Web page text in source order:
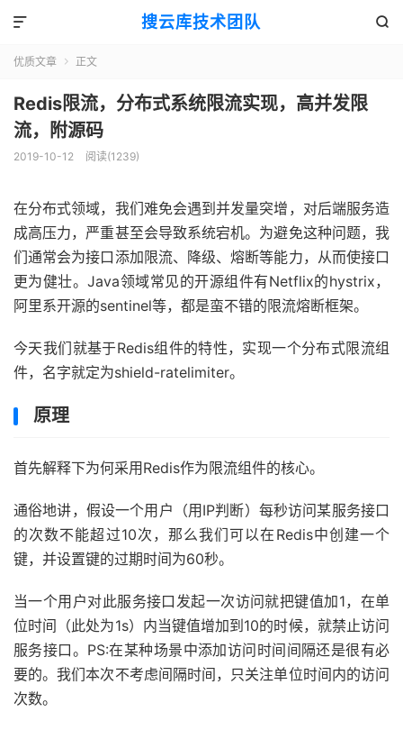
搜云库技术团队 

优质文章  正文
Redis限流，分布式系统限流实现，高并发限
流，附源码
2019-10-12 阅读(1239)
在分布式领域，我们难免会遇到并发量突增，对后端服务造
成高压力，严重甚至会导致系统宕机。为避免这种问题，我
们通常会为接口添加限流、降级、熔断等能力，从而使接口
更为健壮。Java领域常见的开源组件有Netflix的hystrix，
阿里系开源的sentinel等，都是蛮不错的限流熔断框架。
今天我们就基于Redis组件的特性，实现一个分布式限流组
件，名字就定为shield-ratelimiter。
原理
首先解释下为何采用Redis作为限流组件的核心。
通俗地讲，假设一个用户（用IP判断）每秒访问某服务接口
的次数不能超过10次，那么我们可以在Redis中创建一个
键，并设置键的过期时间为60秒。
当一个用户对此服务接口发起一次访问就把键值加1，在单
位时间（此处为1s）内当键值增加到10的时候，就禁止访问
服务接口。PS:在某种场景中添加访问时间间隔还是很有必
要的。我们本次不考虑间隔时间，只关注单位时间内的访问
次数。